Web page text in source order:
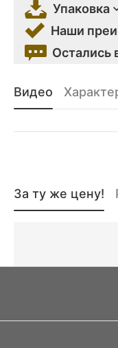
Упаковка
Наши
Остались
Видео
За ту же цену!